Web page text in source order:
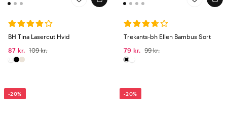
BH Tina Lasercut Hvid
87 kr.
109 kr.
Trekants-bh Ellen Bambus Sort
79 kr.
99 kr.
-20% -20%